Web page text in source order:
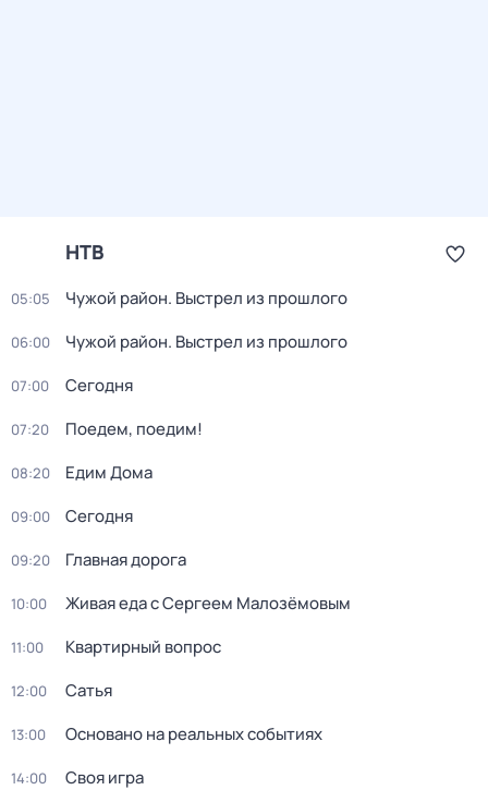
НТВ
05:05 Чужой район. Выстрел из прошлого
06:00 Чужой район. Выстрел из прошлого
07:00 Сегодня
07:20 Поедем, поедим!
08:20 Едим Дома
09:00 Сегодня
09:20 Главная дорога
10:00 Живая еда с Сергеем Малозёмовым
11:00 Квартирный вопрос
12:00 Сатья
13:00 Основано на реальных событиях
14:00 Своя игра